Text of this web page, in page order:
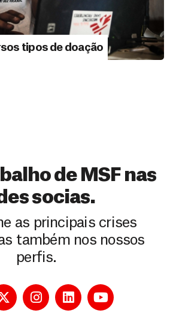
tipos de doação
de MSF nas
socias.
as principais crises
também nos nossos
perfis.